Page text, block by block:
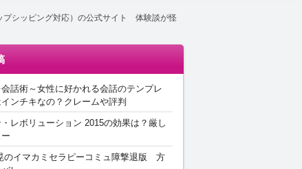
プシッピング対応）の公式サイト 体験談が怪
話術～女性に好かれる会話のテンプレ
ンチキなの？クレームや評判
レボリューション 2015の効果は？厳し
のイマカミセラピーコミュ障撃退版 方